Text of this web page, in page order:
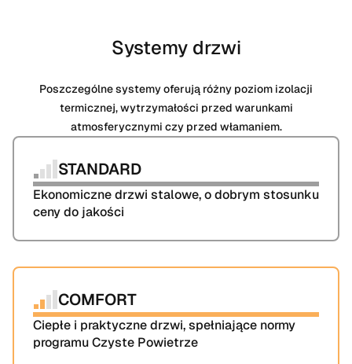
Systemy drzwi
Poszczególne systemy oferują różny poziom izolacji
termicznej, wytrzymałości przed warunkami
atmosferycznymi czy przed włamaniem.
STANDARD
Ekonomiczne drzwi stalowe, o dobrym stosunku
ceny do jakości
COMFORT
Ciepłe i praktyczne drzwi, spełniające normy
programu Czyste Powietrze